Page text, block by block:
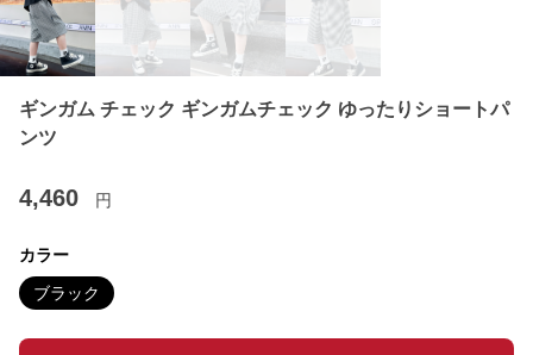
ギンガム チェック ギンガムチェック ゆったりショートパ
ンツ
4,460 円
カラー
ブラック